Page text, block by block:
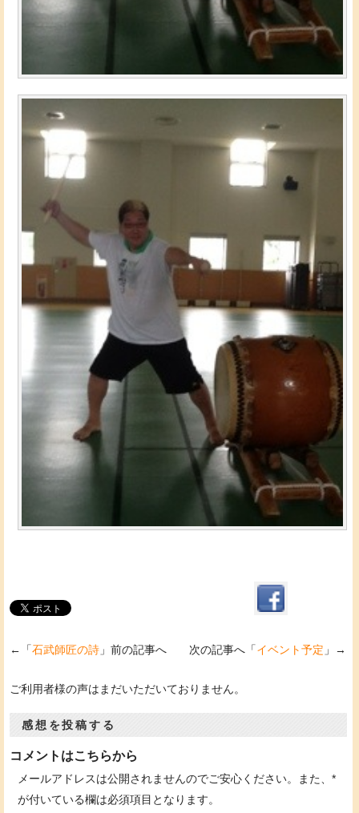
←「石武師匠の詩 」前の記事へ 次の記事へ「イベント予定 」→
ご利用者様の声はまだいただいておりません。
感想を投稿する
コメントはこちらから
メールアドレスは公開されませんのでご安心ください。また、 *
が付いている欄は必須項目となります。